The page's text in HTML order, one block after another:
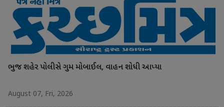
ભુજ શહેર પોલીસે ગુમ મોબાઈલ, વાહન શોધી આપ્યા
August 07, Fri, 2026